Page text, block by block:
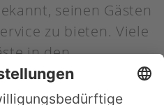
seinen Gästen
zu bieten. Viele
in den
um jedes Detail